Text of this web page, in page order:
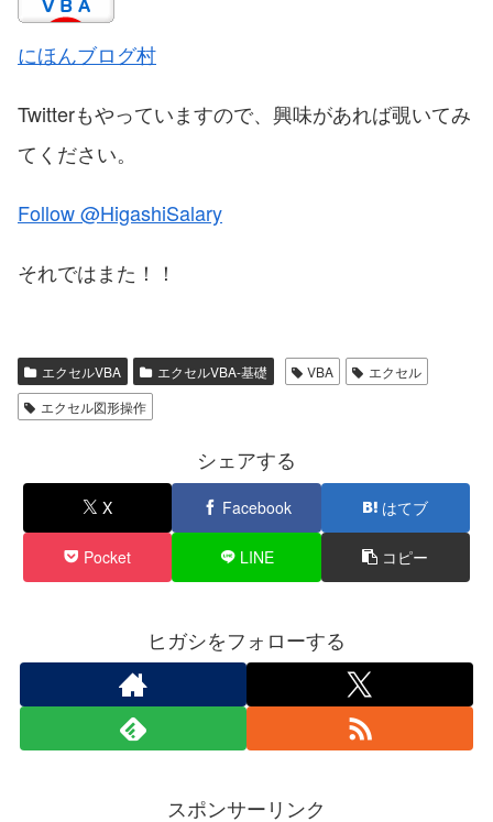
にほんブログ村
Twitterもやっていますので、興味があれば覗いてみ
てください。
Follow @HigashiSalary
それではまた！！
エクセルVBA エクセルVBA-基礎 VBA
エクセル
エクセル図形操作
シェアする
X Facebook はてブ
Pocket LINE コピー
ヒガシをフォローする
スポンサーリンク